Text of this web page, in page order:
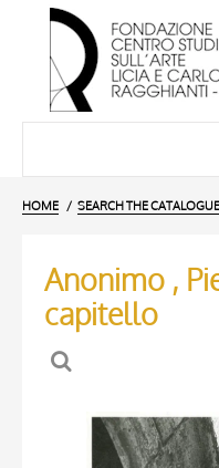
HOME SEARCH THE CATALOGUE
Anonimo ,
capitello